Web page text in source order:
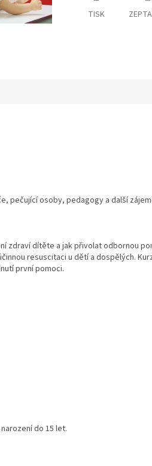
TISK
pečující osoby, pedagogy a další
zdraví dítěte a jak přivolat odbornou
resuscitaci u dětí a dospělých.
první pomoci.
do 15 let.